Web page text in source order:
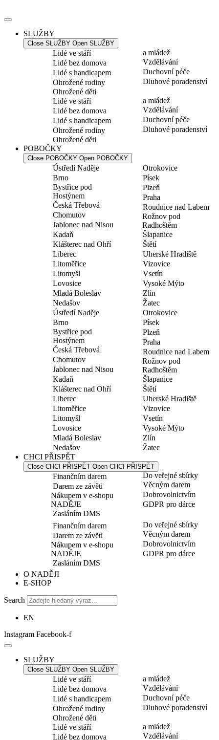
k
SLUŽBY
Close SLUŽBY Open SLUŽBY
Lidé ve stáří
Lidé bez domova
Lidé s handicapem
Ohrožené rodiny
Ohrožené děti
a mládež
Vzdělávání
Duchovní péče
Dluhové poradenství
Lidé ve stáří
Lidé bez domova
Lidé s handicapem
Ohrožené rodiny
Ohrožené děti
a mládež
Vzdělávání
Duchovní péče
Dluhové poradenství
POBOČKY
Close POBOČKY Open POBOČKY
Ústředí Naděje
Brno
Bystřice pod
Hostýnem
Česká Třebová
Chomutov
Jablonec nad Nisou
Kadaň
Klášterec nad Ohří
Liberec
Litoměřice
Litomyšl
Lovosice
Mladá Boleslav
Nedašov
Otrokovice
Písek
Plzeň
Praha
Roudnice nad Labem
Rožnov pod
Radhoštěm
Šlapanice
Štětí
Uherské Hradiště
Vizovice
Vsetín
Vysoké Mýto
Zlín
Žatec
Ústředí Naděje
Brno
Bystřice pod
Hostýnem
Česká Třebová
Chomutov
Jablonec nad Nisou
Kadaň
Klášterec nad Ohří
Liberec
Litoměřice
Litomyšl
Lovosice
Mladá Boleslav
Nedašov
Otrokovice
Písek
Plzeň
Praha
Roudnice nad Labem
Rožnov pod
Radhoštěm
Šlapanice
Štětí
Uherské Hradiště
Vizovice
Vsetín
Vysoké Mýto
Zlín
Žatec
CHCI PŘISPĚT
Close CHCI PŘISPĚT Open CHCI PŘISPĚT
Finančním darem
Darem ze závěti
Nákupem v e-shopu
NADĚJE
Zasláním DMS
Do veřejné sbírky
Věcným darem
Dobrovolnictvím
GDPR pro dárce
Finančním darem
Darem ze závěti
Nákupem v e-shopu
NADĚJE
Zasláním DMS
Do veřejné sbírky
Věcným darem
Dobrovolnictvím
GDPR pro dárce
O NADĚJI
E-SHOP
Search
EN
Instagram Facebook-f
SLUŽBY
Close SLUŽBY Open SLUŽBY
Lidé ve stáří
Lidé bez domova
Lidé s handicapem
Ohrožené rodiny
Ohrožené děti
a mládež
Vzdělávání
Duchovní péče
Dluhové poradenství
Lidé ve stáří
Lidé bez domova
a mládež
Vzdělávání